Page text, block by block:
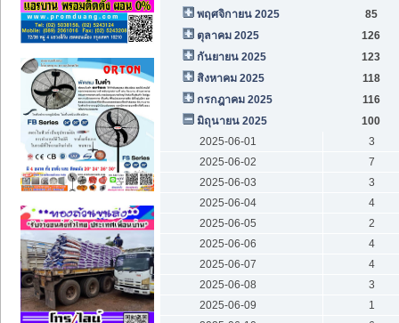
พฤศจิกายน 2025
85
ตุลาคม 2025
126
กันยายน 2025
123
สิงหาคม 2025
118
กรกฎาคม 2025
116
มิถุนายน 2025
100
2025-06-01
3
2025-06-02
7
2025-06-03
3
2025-06-04
4
2025-06-05
2
2025-06-06
4
2025-06-07
4
2025-06-08
3
2025-06-09
1